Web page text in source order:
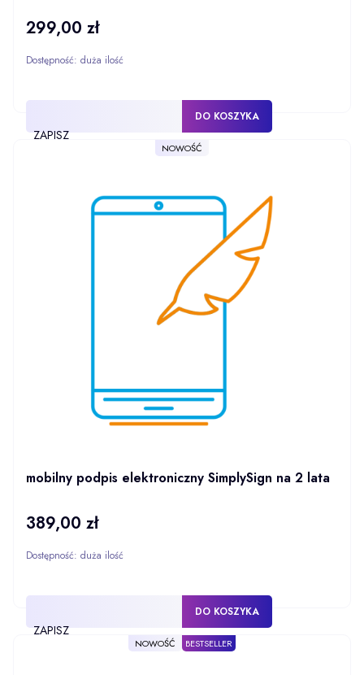
Cena
299,00 zł
Dostępność: duża ilość
ZAPISZ
DO KOSZYKA
NOWOŚĆ
mobilny podpis elektroniczny SimplySign na 2 lata
Cena
389,00 zł
Dostępność: duża ilość
ZAPISZ
DO KOSZYKA
BESTSELLER
NOWOŚĆ